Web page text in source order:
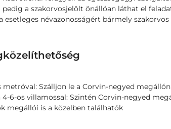
pedig a szakorvosjelölt önállóan láthat el
esetleges névazonosságért bármely
metróval: Szálljon le a Corvin-negyed
4-6-os villamossal: Szintén Corvin-negyed
megállói is a közelben találhatók